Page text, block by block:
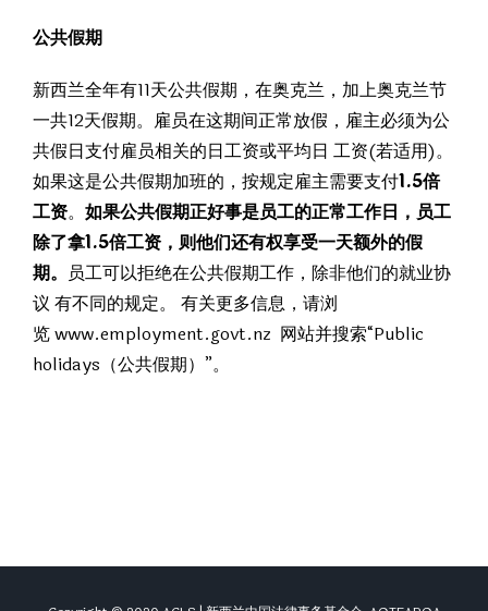
公共假期
新西兰全年有11天公共假期，在奥克兰，加上奥克兰节
一共12天假期。雇员在这期间正常放假，雇主必须为公
共假日支付雇员相关的日工资或平均日 工资(若适用)。
如果这是公共假期加班的，按规定雇主需要支付1.5倍
工资。 如果公共假期正好事是员工的正常工作日，员工
除了拿1.5倍工资， 则他们还有权享受一天额外的假
期。 员工可以拒绝在公共假期工作，除非他们的就业协
议 有不同的规定。 有关更多信息，请浏
览 www.employment.govt.nz 网站并搜索“Public
holidays（公共假期）”。